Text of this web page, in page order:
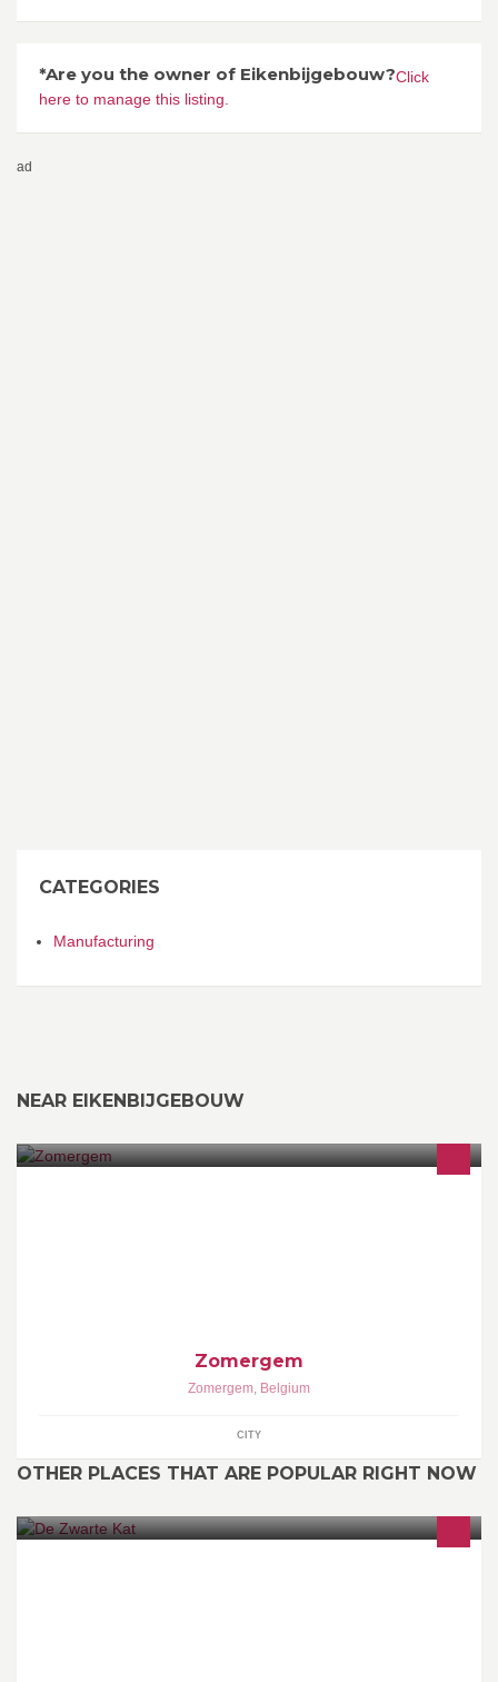
*Are you the owner of Eikenbijgebouw?Click
here to manage this listing.
ad
CATEGORIES
Manufacturing
NEAR EIKENBIJGEBOUW
Zomergem
Zomergem Belgium
CITY
OTHER PLACES THAT ARE POPULAR RIGHT NOW